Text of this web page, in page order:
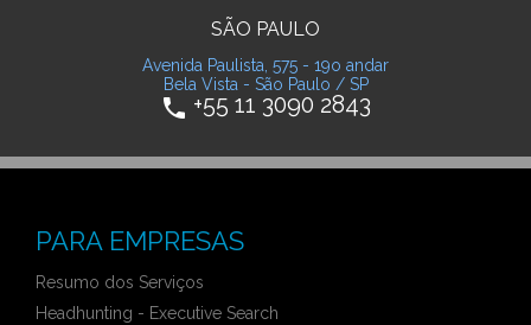
SÃO PAULO
Avenida Paulista, 575 - 19o andar
Bela Vista - São Paulo / SP
phone +55 11 3090 2843
PARA EMPRESAS
Resumo dos Serviços
Headhunting - Executive Search